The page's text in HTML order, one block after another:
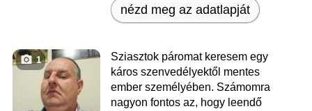
nézd meg az adatlapját
1
Sziasztok páromat keresem egy
káros szenvedélyektől mentes
ember személyében. Számomra
nagyon fontos az, hogy leendő